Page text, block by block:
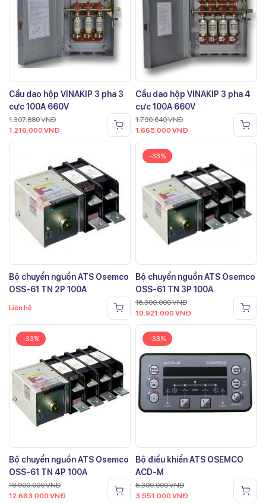
Cầu dao hộp VINAKIP 3 pha 3
cực 100A 660V
1.307.880VNĐ
1.216.000 VNĐ
Cầu dao hộp VINAKIP 3 pha 4
cực 100A 660V
1.790.640VNĐ
1.665.000 VNĐ
Bộ chuyển nguồn ATS Osemco
OSS-61 TN 2P 100A
Liên hệ
-33%
Bộ chuyển nguồn ATS Osemco
OSS-61 TN 3P 100A
16.300.000VNĐ
10.921.000 VNĐ
-33%
Bộ chuyển nguồn ATS Osemco
OSS-61 TN 4P 100A
18.900.000VNĐ
12.663.000 VNĐ
-33%
Bộ điều khiển ATS OSEMCO
ACD-M
5.300.000VNĐ
3.551.000 VNĐ